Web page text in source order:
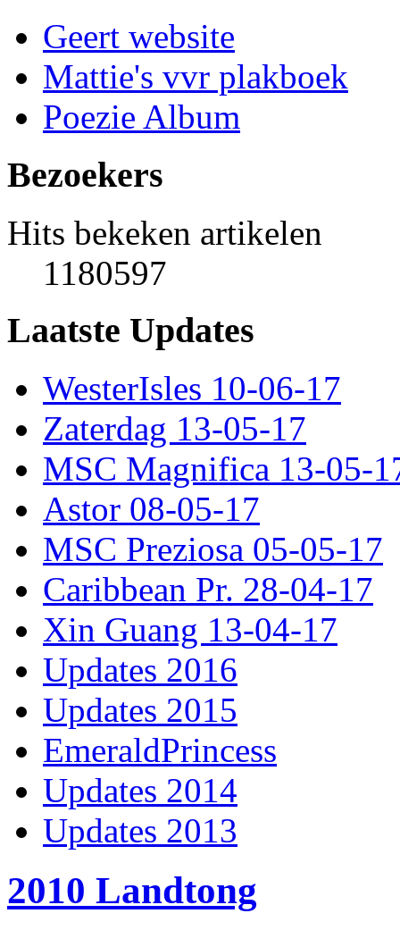
Geert website
Mattie's vvr plakboek
Poezie Album
Bezoekers
Hits bekeken artikelen
1180597
Laatste Updates
WesterIsles 10-06-17
Zaterdag 13-05-17
MSC Magnifica 13-05-
Astor 08-05-17
MSC Preziosa 05-05-17
Caribbean Pr. 28-04-17
Xin Guang 13-04-17
Updates 2016
Updates 2015
EmeraldPrincess
Updates 2014
Updates 2013
2010 Landtong